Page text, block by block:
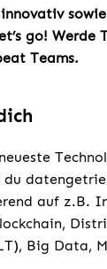
go! Werde
Teams.
du
auf z.B.
Big Data,